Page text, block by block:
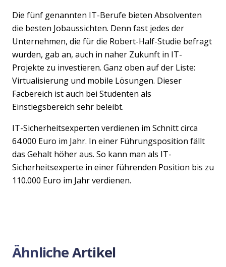
Die fünf genannten IT-Berufe bieten Absolventen
die besten Jobaussichten. Denn fast jedes der
Unternehmen, die für die Robert-Half-Studie befragt
wurden, gab an, auch in naher Zukunft in IT-
Projekte zu investieren. Ganz oben auf der Liste:
Virtualisierung und mobile Lösungen. Dieser
Facbereich ist auch bei Studenten als
Einstiegsbereich sehr beleibt.
IT-Sicherheitsexperten verdienen im Schnitt circa
64.000 Euro im Jahr. In einer Führungsposition fällt
das Gehalt höher aus. So kann man als IT-
Sicherheitsexperte in einer führenden Position bis zu
110.000 Euro im Jahr verdienen.
Ähnliche Artikel